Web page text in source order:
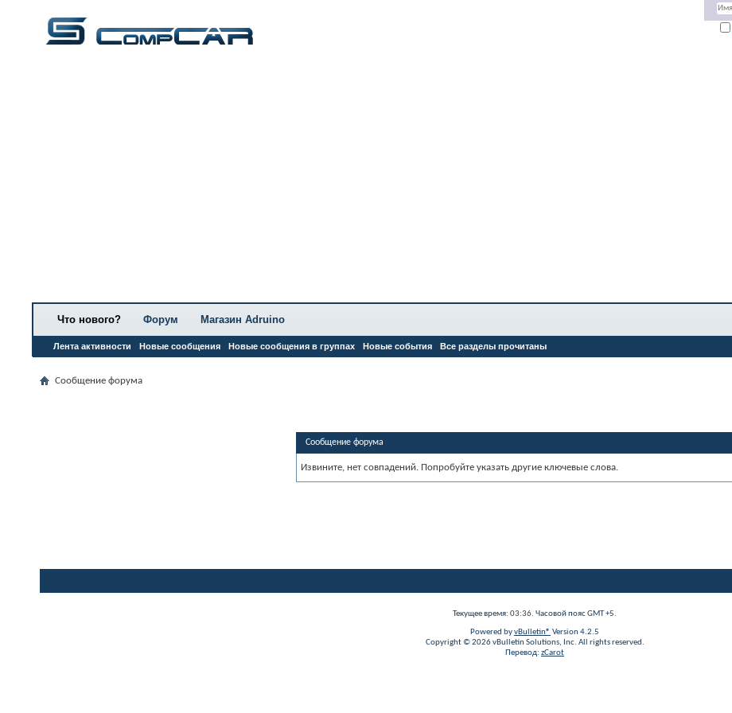
Что нового?
Лента активности Новые сообщения Новые сообщения в группах Новые события Все разделы прочитаны
Форум Магазин Adruino
Сообщение форума
Сообщение форума
Извините, нет совпадений. Попробуйте указать другие ключевые слова.
Текущее время: 03:36. Часовой пояс GMT +5.
Powered byvBulletin® Version 4.2.5
Copyright © 2026 vBulletin Solutions, Inc. All rights reserved.
Перевод: zCarot